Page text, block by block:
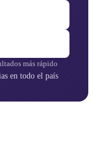
más rápido
en todo el país